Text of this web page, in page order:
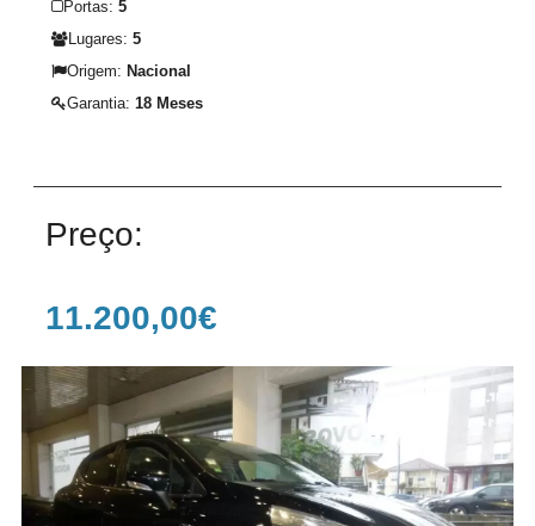
Portas:5
Lugares:5
Origem: Nacional
Garantia:18 Meses
Preço:
11.200,00€